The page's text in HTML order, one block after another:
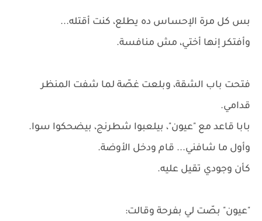
بس كل مرة الإحساس ده يطلع، كنت أقتله...
وأفتكر إنها أختي، مش منافسة.
فتحت باب الشقة، وبلعت غصّة لما شفت المنظر
قدامي.
بابا قاعد مع "عيون"، بيلعبوا شطرنج، بيضحكوا سوا.
وأول ما شافني... قام ودخل الأوضة.
كأن وجودي تقيل عليه.
"عيون" بصّت لي بفرحة وقالت: